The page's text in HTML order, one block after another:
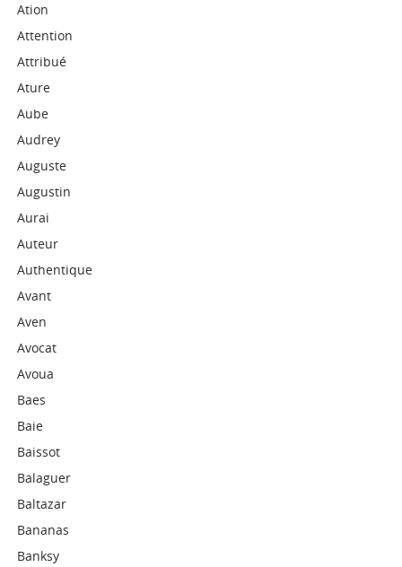
Ation
Attention
Attribué
Ature
Aube
Audrey
Auguste
Augustin
Aurai
Auteur
Authentique
Avant
Aven
Avocat
Avoua
Baes
Baie
Baissot
Balaguer
Baltazar
Bananas
Banksy